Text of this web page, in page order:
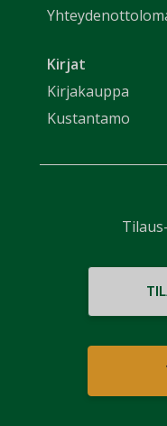
Kirjat
Kirjakauppa
Kustantamo